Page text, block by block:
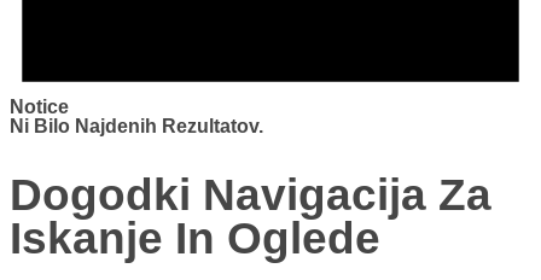
Notice
Ni Bilo Najdenih Rezultatov.
Dogodki Navigacija Za
Iskanje In Oglede